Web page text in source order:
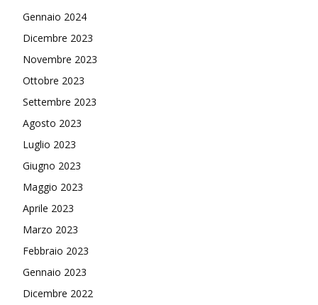
Gennaio 2024
Dicembre 2023
Novembre 2023
Ottobre 2023
Settembre 2023
Agosto 2023
Luglio 2023
Giugno 2023
Maggio 2023
Aprile 2023
Marzo 2023
Febbraio 2023
Gennaio 2023
Dicembre 2022